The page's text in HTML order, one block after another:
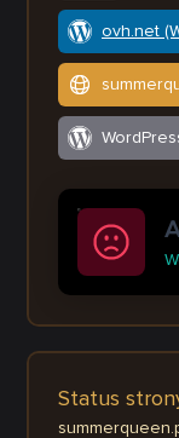
ovh.net
Status